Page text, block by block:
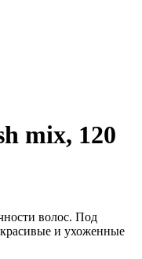
mix, 120
волос. Под
и ухоженные